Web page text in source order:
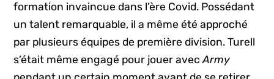
formation invaincue dans l’ère Covid. Possédant
un talent remarquable, il a même été approché
par plusieurs équipes de première division. Turell
s’était même engagé pour jouer avecArmy